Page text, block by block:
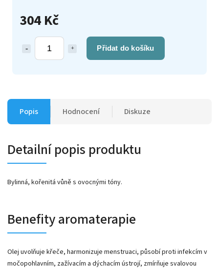
304 Kč
Přidat do košíku
Popis Hodnocení Diskuze
Detailní popis produktu
Bylinná, kořenitá vůně s ovocnými tóny.
Benefity aromaterapie
Olej uvolňuje křeče, harmonizuje menstruaci, působí proti infekcím v
močopohlavním, zažívacím a dýchacím ústrojí, zmírňuje svalovou